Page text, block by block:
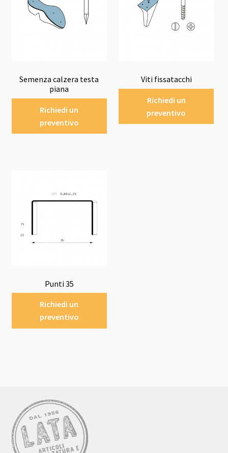
Semenza calzera testa
piana
Richiedi un
preventivo
Viti fissatacchi
Richiedi un
preventivo
Punti 35
Richiedi un
preventivo